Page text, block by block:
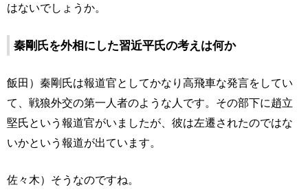
はないでしょうか。
秦剛氏を外相にした習近平氏の考えは何か
飯田）秦剛氏は報道官としてかなり高飛車な発言をしてい
て、戦狼外交の第一人者のような人です。その部下に趙立
堅氏という報道官がいましたが、彼は左遷されたのではな
いかという報道が出ています。
佐々木）そうなのですね。